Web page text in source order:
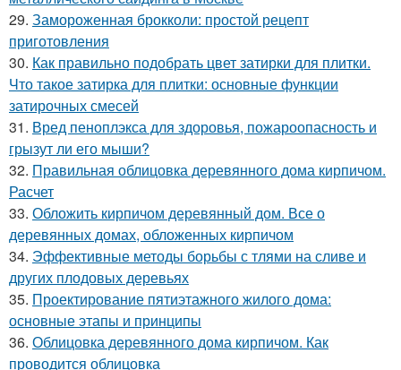
29. Замороженная брокколи: простой рецепт
приготовления
30. Как правильно подобрать цвет затирки для плитки.
Что такое затирка для плитки: основные функции
затирочных смесей
31. Вред пеноплэкса для здоровья, пожароопасность и
грызут ли его мыши?
32. Правильная облицовка деревянного дома кирпичом.
Расчет
33. Обложить кирпичом деревянный дом. Все о
деревянных домах, обложенных кирпичом
34. Эффективные методы борьбы с тлями на сливе и
других плодовых деревьях
35. Проектирование пятиэтажного жилого дома:
основные этапы и принципы
36. Облицовка деревянного дома кирпичом. Как
проводится облицовка